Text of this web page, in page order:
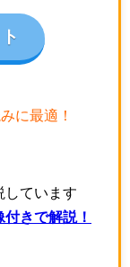
に最適！
しています
きで解説！